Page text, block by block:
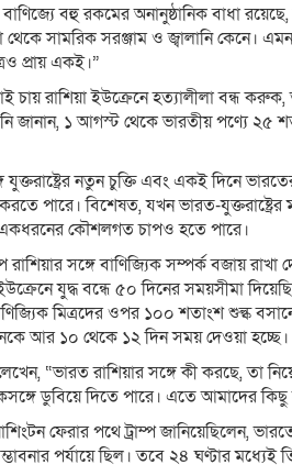
বহু রকমের অনানুষ্ঠানিক বাধা
সামরিক সরঞ্জাম ও জ্বালানি কেনে।
প্রায় একই।”
চায় রাশিয়া ইউক্রেনে হত্যালীলা বন্ধ
জানান, ১ আগস্ট থেকে ভারতীয় পণ্যে ২৫
যুক্তরাষ্ট্রের নতুন চুক্তি এবং একই দিনে
পারে। বিশেষত, যখন ভারত-যুক্তরাষ্ট্রের
একধরনের কৌশলগত চাপও হতে পারে।
সঙ্গে বাণিজ্যিক সম্পর্ক বজায় রাখা
যুদ্ধ বন্ধে ৫০ দিনের সময়সীমা
মিত্রদের ওপর ১০০ শতাংশ শুল্ক
আর ১০ থেকে ১২ দিন সময় দেওয়া হচ্ছে।
“ভারত রাশিয়ার সঙ্গে কী করছে, তা
ডুবিয়ে দিতে পারে। এতে আমাদের
ফেরার পথে ট্রাম্প জানিয়েছিলেন,
পর্যায়ে ছিল। তবে ২৪ ঘণ্টার মধ্যেই